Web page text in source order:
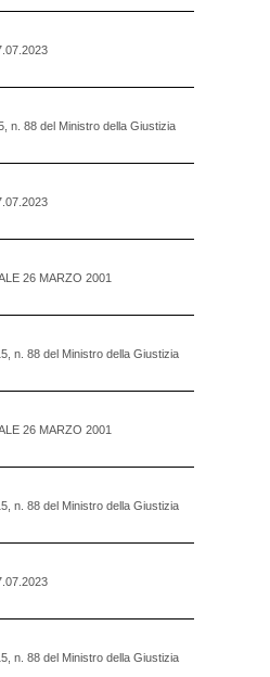
n. 88 del Ministro della Giustizia
26 MARZO 2001
n. 88 del Ministro della Giustizia
26 MARZO 2001
n. 88 del Ministro della Giustizia
n. 88 del Ministro della Giustizia